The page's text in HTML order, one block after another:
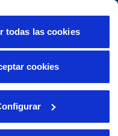
cookies
todas las cookies
posibles
clientes